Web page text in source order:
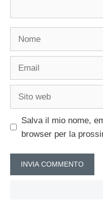
Salva il mio nome,
browser per la